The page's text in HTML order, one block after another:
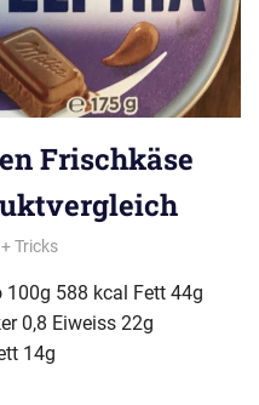
Frischkäse
Tricks
100g 588 kcal Fett 44g
0,8 Eiweiss 22g
14g